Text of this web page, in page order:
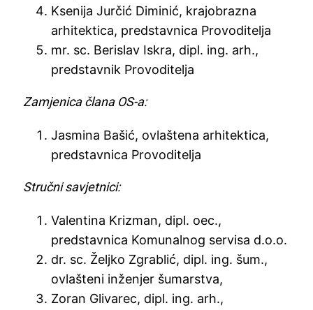
Ksenija Jurčić Diminić, krajobrazna
arhitektica, predstavnica Provoditelja
mr. sc. Berislav Iskra, dipl. ing. arh.,
predstavnik Provoditelja
Zamjenica člana OS-a:
Jasmina Bašić, ovlaštena arhitektica,
predstavnica Provoditelja
Stručni savjetnici:
Valentina Krizman, dipl. oec.,
predstavnica Komunalnog servisa d.o.o.
dr. sc. Željko Zgrablić, dipl. ing. šum.,
ovlašteni inženjer šumarstva,
Zoran Glivarec, dipl. ing. arh.,